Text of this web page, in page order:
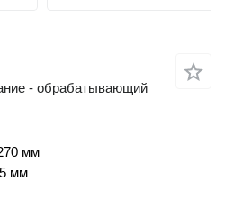
- обрабатывающий
мм
мм